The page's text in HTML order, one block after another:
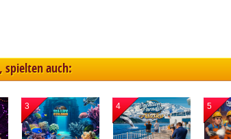
spielten auch:
3 4 5